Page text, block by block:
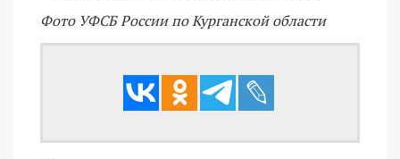
Фото УФСБ России по Курганской области